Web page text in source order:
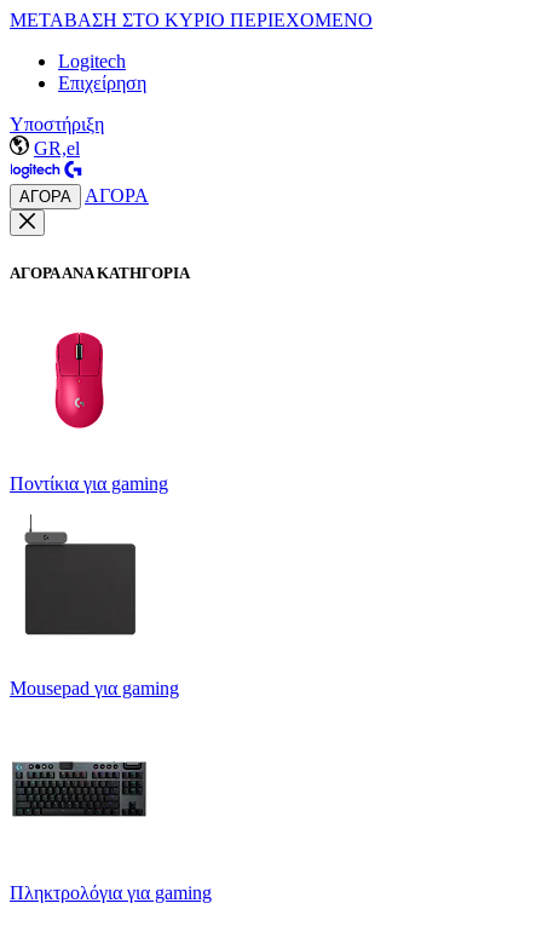
ΜΕΤΑΒΑΣΗ ΣΤΟ ΚΥΡΙΟ ΠΕΡΙΕΧΟΜΕΝΟ
Logitech
Επιχείρηση
Υποστήριξη
GR,el
ΑΓΟΡΑ ΑΓΟΡΑ
ΑΓΟΡΑ ΑΝΑ ΚΑΤΗΓΟΡΙΑ
Ποντίκια για gaming
Mousepad για gaming
Πληκτρολόγια για gaming